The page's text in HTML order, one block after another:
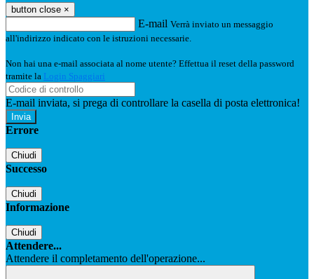
button close ×
E-mail Verrà inviato un messaggio
all'indirizzo indicato con le istruzioni necessarie.
Non hai una e-mail associata al nome utente? Effettua il reset della password
tramite la Login Spaggiari
E-mail inviata, si prega di controllare la casella di posta elettronica!
Errore
Chiudi
Successo
Chiudi
Informazione
Chiudi
Attendere...
Attendere il completamento dell'operazione...